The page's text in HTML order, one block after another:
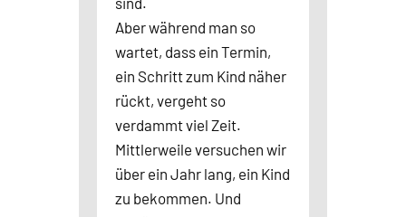
Aber während man so
wartet, dass ein Termin,
ein Schritt zum Kind näher
rückt, vergeht so
verdammt viel Zeit.
Mittlerweile versuchen wir
über ein Jahr lang, ein Kind
zu bekommen. Und